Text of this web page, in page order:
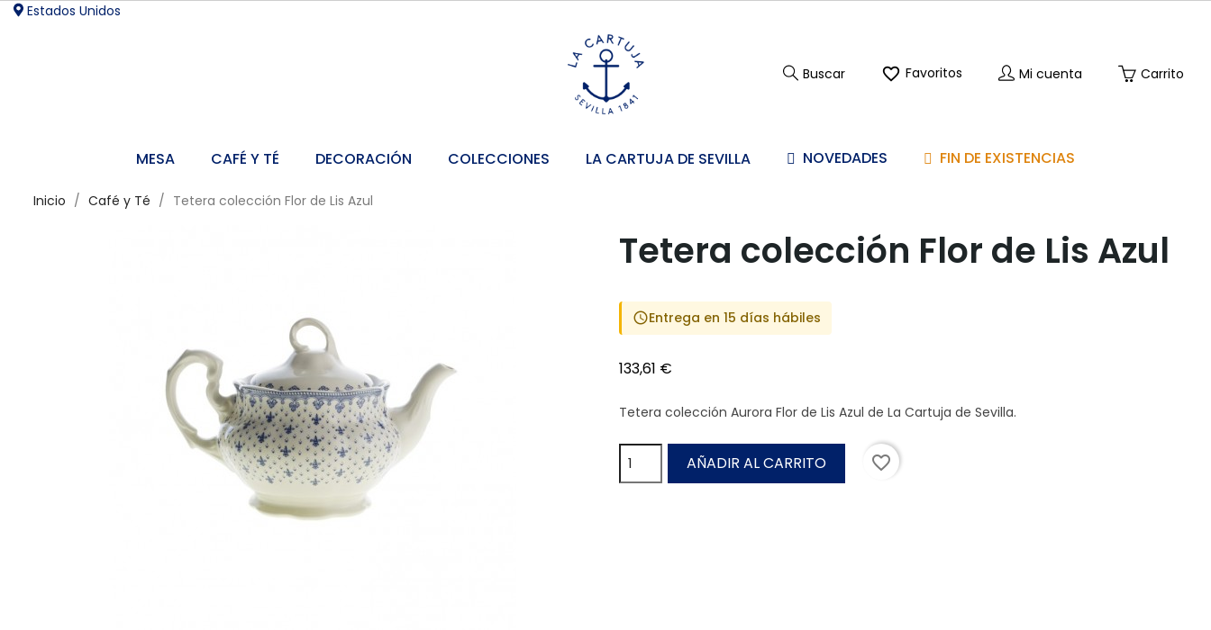
Estados Unidos
Buscar  Favoritos Mi cuenta Carrito
MESA CAFÉ Y TÉ DECORACIÓN COLECCIONES LA CARTUJA DE SEVILLA NOVEDADES FIN DE EXISTENCIAS
Inicio Café y Té Tetera colección Flor de Lis Azul
Tetera colección Flor de Lis Azul
scheduleEntrega en 15 días hábiles
133,61 €
Tetera colección Aurora Flor de Lis Azul de La Cartuja de Sevilla.
AÑADIR AL CARRITO favorite_border